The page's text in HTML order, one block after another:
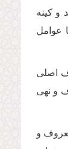
و كینه
عوامل
اصلى
و نهى
و